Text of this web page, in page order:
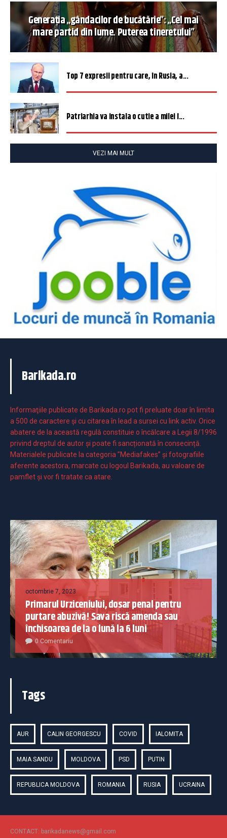
Generația „gândacilor de bucătărie”: „Cel mai
mare partid din lume. Puterea tineretului”
Top 7 expresii pentru care, în Rusia, a...
Patriarhia va instala o cutie a milei î...
VEZI MAI MULT
Barikada.ro
Informaţiile publicate de Barikada.ro pot fi preluate doar în limita
a 500 de caractere şi cu citarea în lead a sursei cu link activ. Orice
abatere de la această regulă constituie o încălcare a Legii 8/1996
privind dreptul de autor și poate fi sancționată în consecință.
Materialele publicate la categoria ”Mediafakes” și fotografiile
aferente acestora, marcate cu logoul Barikada, au valoare de
pamflet și vor fi tratate ca atare.
octombrie 7, 2023
Primarul Urziceniului, dosar penal pentru
purtare abuzivă! Sava riscă amenda sau
închisoarea de la o lună la 6 luni
0 Comentariu
Tags
AUR CALIN GEORGESCU COVID IALOMITA
MAIA SANDU MOLDOVA PSD PUTIN
REPUBLICA MOLDOVA ROMANIA RUSIA UCRAINA
CONTACT: barikadanews@gmail.com